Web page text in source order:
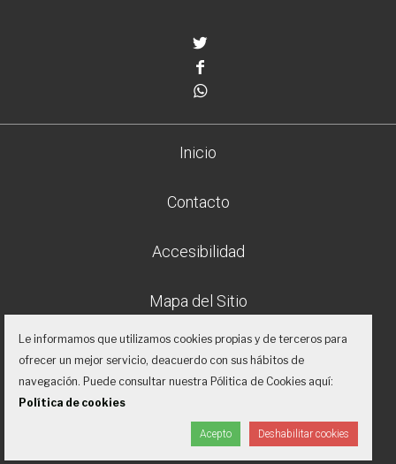
Inicio
Contacto
Accesibilidad
Mapa del Sitio
Aviso legal
Política de privacidad
Proyecto desarrollado por
Le informamos que utilizamos cookies propias y de terceros para
ofrecer un mejor servicio, deacuerdo con sus hábitos de
navegación. Puede consultar nuestra Pólitica de Cookies aquí:
Política de cookies
Acepto Deshabilitar cookies